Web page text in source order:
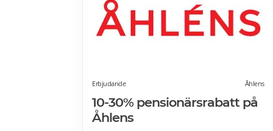
post.
Erbjudande Åhlens
10-30% pensionärsrabatt på
Åhlens